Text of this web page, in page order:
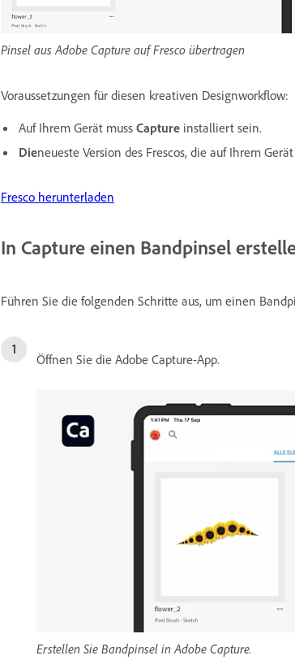
Pinsel aus Adobe Capture auf Fresco übertragen
Voraussetzungen für diesen kreativen Designworkflow:
Auf Ihrem Gerät muss Capture installiert sein.
Dieneueste Version des Frescos, die auf Ihrem
Fresco herunterladen
In Capture einen Bandpinsel
Führen Sie die folgenden Schritte aus, um einen
Öffnen Sie die Adobe Capture-App.
Erstellen Sie Bandpinsel in Adobe Capture.